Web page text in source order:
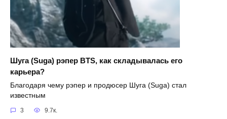
Шуга (Suga) рэпер BTS, как складывалась его
карьера?
Благодаря чему рэпер и продюсер Шуга (Suga) стал
известным
3 9.7к.